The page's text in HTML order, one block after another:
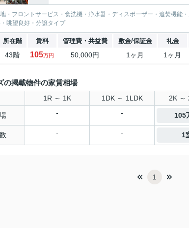
・フロントサービス・食洗機・浄水器・ディスポーザー・追焚機能
眺望良好・分譲タイプ
所在階 賃料 管理費・共益費 敷金/保証金 礼金
43階 105万円 50,000円 1ヶ月 1ヶ月
の掲載物件の家賃相場
1R ～ 1K 1DK ～ 1LDK 2K ～
- - 105
- - 1
1